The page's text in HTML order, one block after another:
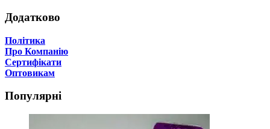
Додатково
Політика
Про Компанію
Сертифікати
Оптовикам
Популярні